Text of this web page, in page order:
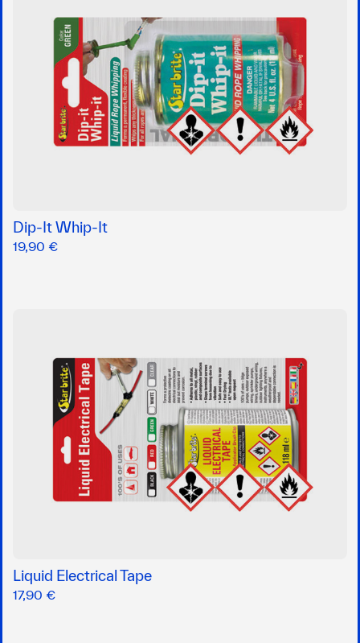
Dip-It Whip-It
19,90 €
Liquid Electrical Tape
17,90 €